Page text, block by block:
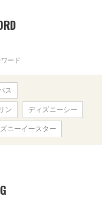
ード
ス
ン ディズニーシー
ニーイースター